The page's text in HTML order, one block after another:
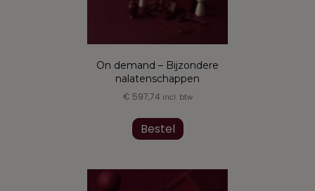
On demand – Bijzondere
nalatenschappen
€ 597,74 incl. btw
Bestel